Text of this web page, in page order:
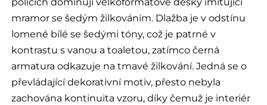
policích dominují velkoformátové desky imitující
mramor se šedým žilkováním. Dlažba je v odstínu
lomené bílé se šedými tóny, což je patrné v
kontrastu s vanou a toaletou, zatímco černá
armatura odkazuje na tmavé žilkování. Jedná se o
převládající dekorativní motiv, přesto nebyla
zachována kontinuita vzoru, díky čemuž je interiér